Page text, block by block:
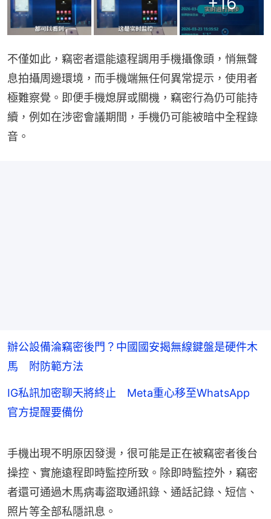
不僅如此，竊密者還能遠程調用手機攝像頭，悄無聲
息拍攝周邊環境，而手機端無任何異常提示，使用者
極難察覺。即便手機熄屏或關機，竊密行為仍可能持
續，例如在涉密會議期間，手機仍可能被暗中全程錄
音。
辦公設備淪竊密後門？中國國安揭無線鍵盤是硬件木
馬 附防範方法
IG私訊加密聊天將終止 Meta重心移至WhatsApp
官方提醒要備份
手機出現不明原因發燙，很可能是正在被竊密者後台
操控、實施遠程即時監控所致。除即時監控外，竊密
者還可通過木馬病毒盜取通訊錄、通話記錄、短信、
照片等全部私隱訊息。